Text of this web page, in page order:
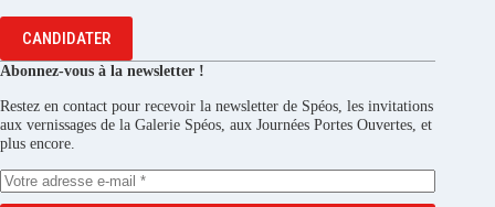
CANDIDATER
Abonnez-vous à la newsletter !
Restez en contact pour recevoir la newsletter de Spéos, les invitations
aux vernissages de la Galerie Spéos, aux Journées Portes Ouvertes, et
plus encore.